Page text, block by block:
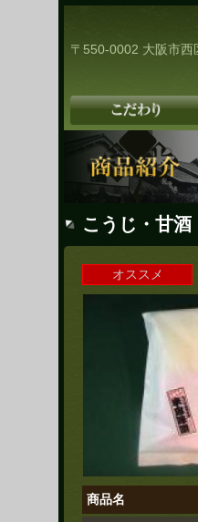
〒550-0002 大阪市西
こうじ・甘酒
オススメ
商品名